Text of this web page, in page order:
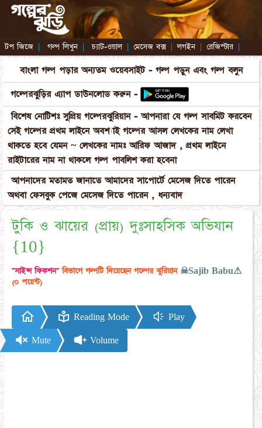
টপ জিজে | গল্প লিখুন | চ্যাট-ওয়াল | মেসেজ বক্স | লগইন | রেজিস্টার |
বাংলা গল্প পড়ার অন্যতম ওয়েবসাইট - গল্প পড়ুন এবং গল্প বলুন
গল্পেরঝুড়ির এ্যাপ ডাউনলোড করুন -
বিশেষ নোটিশঃ সুপ্রিয় গল্পেরঝুরিয়ান - আপনারা যে গল্প সাবমিট করবেন
সেই গল্পের প্রথম লাইনে অবশ্যাই গল্পের আসল লেখকের নাম লেখা
থাকতে হবে যেমন ~ লেখকের নামঃ আরিফ আজাদ , প্রথম লাইনে
রাইটারের নাম না থাকলে গল্প পাবলিশ করা হবেনা
আপনাদের মতামত জানাতে আমাদের সাপোর্টে মেসেজ দিতে পারেন
অথবা ফেসবুক পেজে মেসেজ দিতে পারেন , ধন্যবাদ
টুকি ও ঝায়ের (প্রায়) দুঃসাহসিক অভিযান
{10}
"সাইন্স ফিকশন" বিভাগে গল্পটি দিয়েছেন গল্পের ঝুরিয়ান ☠Sajib Babu⚠
(০ পয়েন্ট)
Reading Mode Play
Mute Volume